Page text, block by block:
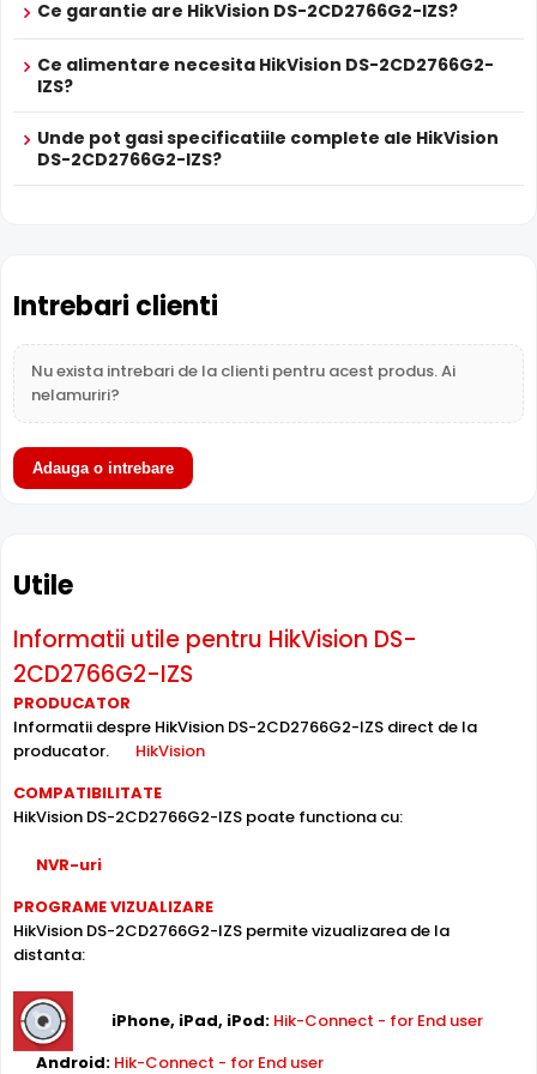
True WDR
camerei HikVision DS-2CD2766G2-IZS, compenseaza atat
imaginea din prim plan, cat si imaginea de fundal, in zone
intreaga scena.
Camera HikVision DS-2CD2766G2-IZS are intrari audio, la
care puteti conecta microfoane, permitand
supravegherea audio de la distanta, de pe PC sau chiar
telefonul mobil.
Alimentare PoE
HikVision DS-2CD2766G2-IZS suporta alimentare
prin acelasi cablu de retea. Simplifica instalarea
semnificativ, eliminand necesitatea unui cablu de
Inregistrare pe Card
HikVision DS-2CD2766G2-IZS dispune deslot card
microSD
direct pe camera. Utila ca backup sau pentru instalari
fara DVR/NVR.
Ce garantie are HikVision DS-2CD2766G2-IZS?
Ce alimentare necesita HikVision DS-2CD2766G2-
IZS?
Unde pot gasi specificatiile complete ale HikVision
DS-2CD2766G2-IZS?
Intrebari clienti
Nu exista intrebari de la clienti pentru acest produs. Ai
nelamuriri?
Adauga o intrebare
Utile
Informatii utile pentru HikVision DS-
2CD2766G2-IZS
PRODUCATOR
Informatii despre HikVision DS-2CD2766G2-IZS direct de la
producator.
HikVision
COMPATIBILITATE
HikVision DS-2CD2766G2-IZS poate functiona cu:
NVR-uri
PROGRAME VIZUALIZARE
HikVision DS-2CD2766G2-IZS permite vizualizarea de la
distanta:
iPhone, iPad, iPod: Hik-Connect - for End user
Android: Hik-Connect - for End user